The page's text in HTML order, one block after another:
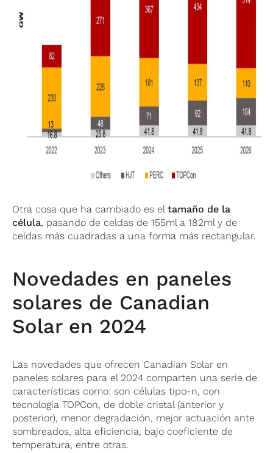
Otra cosa que ha cambiado es eltamaño de la
célula, pasando de celdas de 155ml a 182ml y de
celdas más cuadradas a una forma más rectangular.
Novedades en paneles
solares de Canadian
Solar en 2024
Las novedades que ofrecen Canadian Solar en
paneles solares para el 2024 comparten una serie de
características como: son células tipo-n, con
tecnología TOPCon, de doble cristal (anterior y
posterior), menor degradación, mejor actuación ante
sombreados, alta eficiencia, bajo coeficiente de
temperatura, entre otras.